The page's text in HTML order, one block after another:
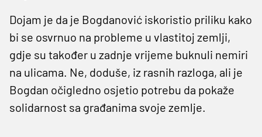
Dojam je da je Bogdanović iskoristio priliku kako
bi se osvrnuo na probleme u vlastitoj zemlji,
gdje su također u zadnje vrijeme buknuli nemiri
na ulicama. Ne, doduše, iz rasnih razloga, ali je
Bogdan očigledno osjetio potrebu da pokaže
solidarnost sa građanima svoje zemlje.